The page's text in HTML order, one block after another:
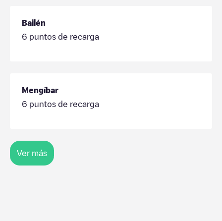
Bailén
6 puntos de recarga
Mengíbar
6 puntos de recarga
Ver más